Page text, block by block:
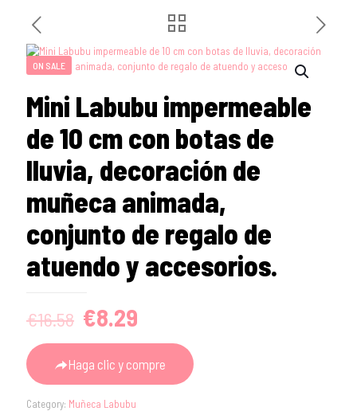
ON SALE
Mini Labubu impermeable
de 10 cm con botas de
lluvia, decoración de
muñeca animada,
conjunto de regalo de
atuendo y accesorios.
€16.58 Original
price
was:
€16.58.
€8.29
price
is:
€8.29.
Haga clic y compre
Category: Muñeca Labubu